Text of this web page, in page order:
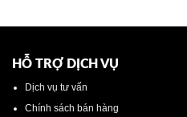
HỖ TRỢ DỊCH VỤ
Dịch vụ tư vấn
Chính sách bán hàng